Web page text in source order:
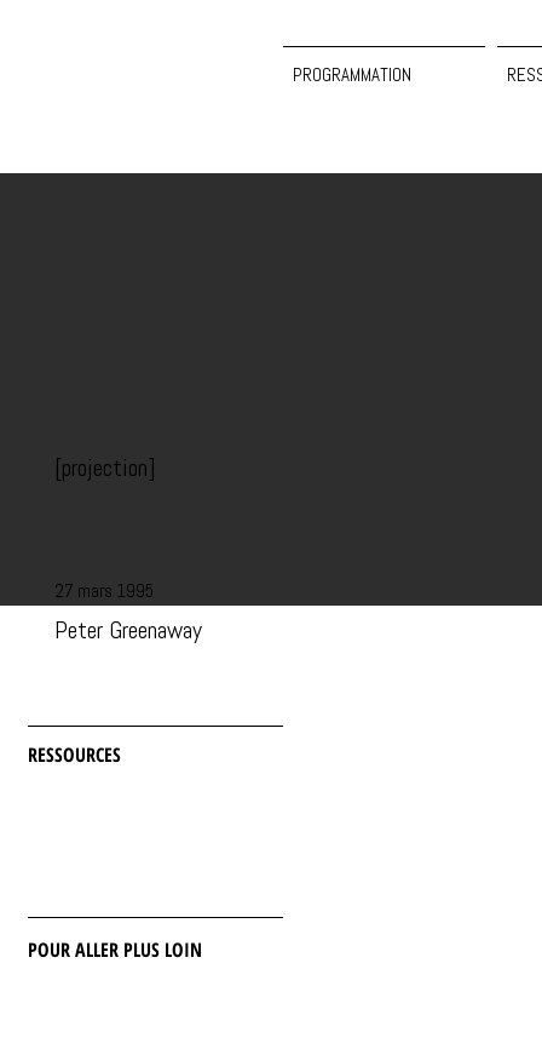
PROGRAMMATION
[projection]
27 mars 1995
Peter Greenaway
RESSOURCES
POUR ALLER PLUS LOIN